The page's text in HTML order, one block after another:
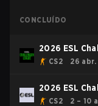
CONCLUÍDO
2026 ESL
Oceania -
CS2 26 abr.
2026 ESL
Oceania - Cup
CS2 2 – 10